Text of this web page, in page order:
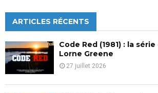
h
f
o
r
:
ARTICLES RÉCENTS
Code Red (1981) : la
Lorne Greene
27 juillet 2026